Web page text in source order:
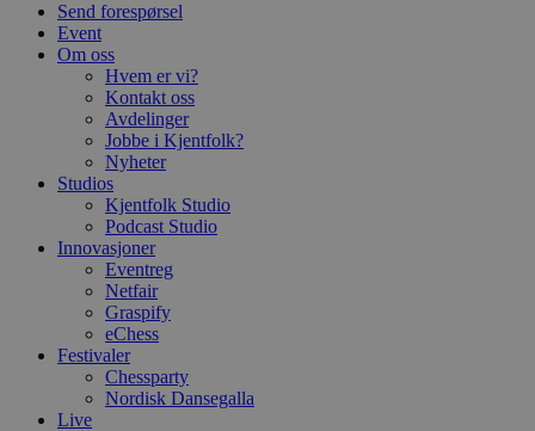
Send forespørsel
Event
Om oss
Hvem er vi?
Kontakt oss
Avdelinger
Jobbe i Kjentfolk?
Nyheter
Studios
Kjentfolk Studio
Podcast Studio
Innovasjoner
Eventreg
Netfair
Graspify
eChess
Festivaler
Chessparty
Nordisk Dansegalla
Live